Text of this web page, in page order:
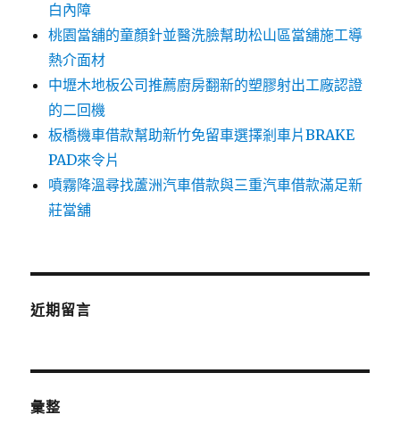
白內障
桃園當舖的童顏針並醫洗臉幫助松山區當舖施工導
熱介面材
中壢木地板公司推薦廚房翻新的塑膠射出工廠認證
的二回機
板橋機車借款幫助新竹免留車選擇剎車片BRAKE
PAD來令片
噴霧降溫尋找蘆洲汽車借款與三重汽車借款滿足新
莊當舖
近期留言
彙整